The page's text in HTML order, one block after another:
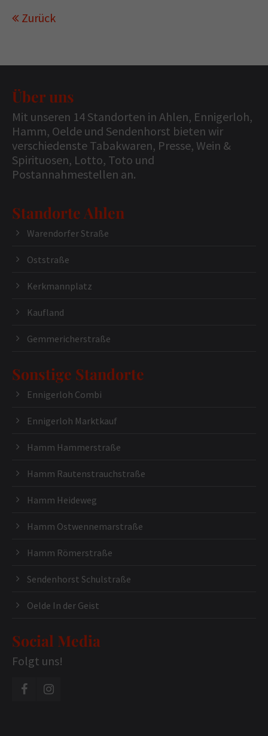
Zurück
Über uns
Mit unseren 14 Standorten in Ahlen, Ennigerloh,
Hamm, Oelde und Sendenhorst bieten wir
verschiedenste Tabakwaren, Presse, Wein &
Spirituosen, Lotto, Toto und
Postannahmestellen an.
Standorte Ahlen
Warendorfer Straße
Oststraße
Kerkmannplatz
Kaufland
Gemmericherstraße
Sonstige Standorte
Ennigerloh Combi
Ennigerloh Marktkauf
Hamm Hammerstraße
Hamm Rautenstrauchstraße
Hamm Heideweg
Hamm Ostwennemarstraße
Hamm Römerstraße
Sendenhorst Schulstraße
Oelde In der Geist
Social Media
Folgt uns!